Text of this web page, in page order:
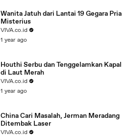
Wanita Jatuh dari Lantai 19 Gegara Pria
Misterius
VIVA.co.id
1 year ago
Houthi Serbu dan Tenggelamkan Kapal
di Laut Merah
VIVA.co.id
1 year ago
China Cari Masalah, Jerman Meradang
Ditembak Laser
VIVA.co.id